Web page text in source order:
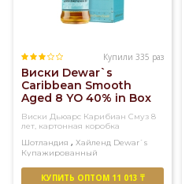
Купили 335 раз
Виски Dewar`s
Caribbean Smooth
Aged 8 YO 40% in Box
(0,7L)
Виски Дьюарс Карибиан Смуз 8
лет, картонная коробка
Шотландия , Хайленд Dewar`s
Купажированный
КУПИТЬ ОПТОМ 11 013 ₸